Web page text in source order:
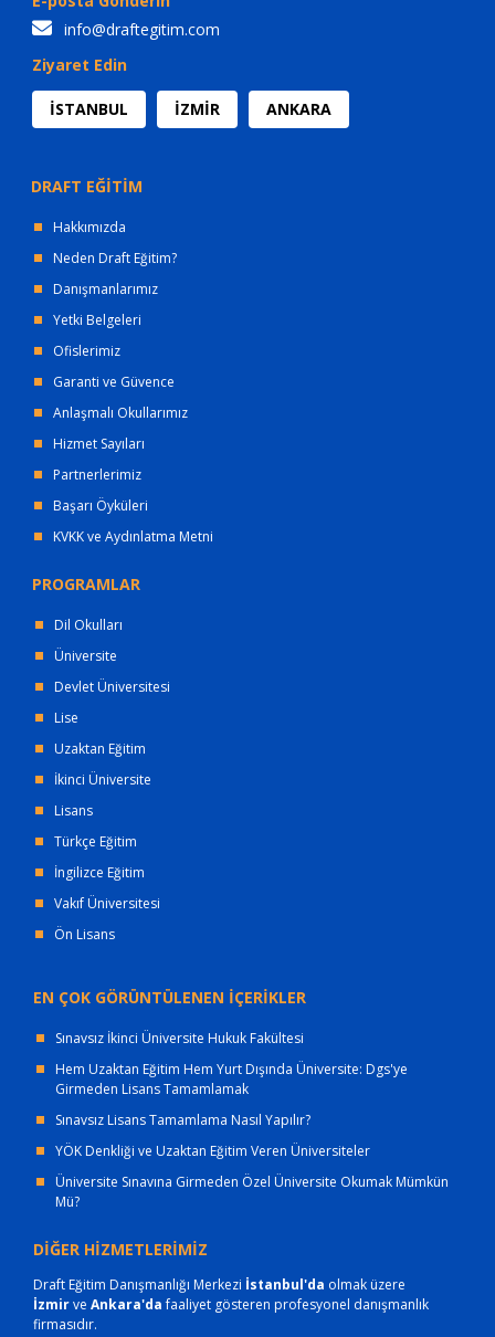
info@draftegitim.com
Ziyaret Edin
İSTANBUL İZMİR ANKARA
DRAFT EĞİTİM
Hakkımızda
Neden Draft Eğitim?
Danışmanlarımız
Yetki Belgeleri
Ofislerimiz
Garanti ve Güvence
Anlaşmalı Okullarımız
Hizmet Sayıları
Partnerlerimiz
Başarı Öyküleri
KVKK ve Aydınlatma Metni
PROGRAMLAR
Dil Okulları
Üniversite
Devlet Üniversitesi
Lise
Uzaktan Eğitim
İkinci Üniversite
Lisans
Türkçe Eğitim
İngilizce Eğitim
Vakıf Üniversitesi
Ön Lisans
EN ÇOK GÖRÜNTÜLENEN İÇERİKLER
Sınavsız İkinci Üniversite Hukuk Fakültesi
Hem Uzaktan Eğitim Hem Yurt Dışında Üniversite: Dgs'ye
Girmeden Lisans Tamamlamak
Sınavsız Lisans Tamamlama Nasıl Yapılır?
YÖK Denkliği ve Uzaktan Eğitim Veren Üniversiteler
Üniversite Sınavına Girmeden Özel Üniversite Okumak Mümkün
Mü?
DİĞER HİZMETLERİMİZ
Draft Eğitim Danışmanlığı Merkezi İstanbul'da olmak üzere
İzmirve Ankara'dafaaliyet gösteren profesyonel danışmanlık
firmasıdır.